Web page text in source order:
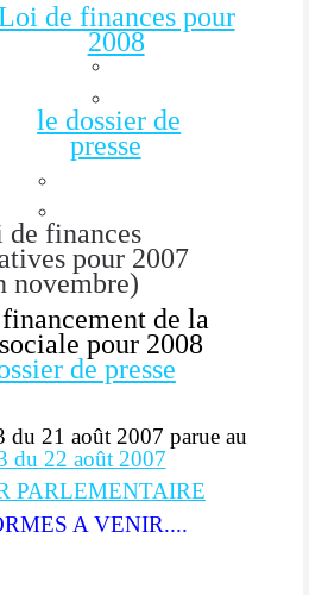
de finances pour
2008
le dossier de
presse
finances
pour 2007
novembre)
de la
pour 2008
de presse
du 21 août 2007 parue au
du 22 août 2007
PARLEMENTAIRE
A VENIR....